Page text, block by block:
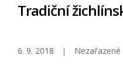
Tradiční
6. 9. 2018 Nezařazené